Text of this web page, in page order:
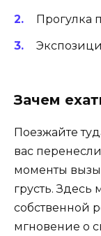
Прогулка
Зачем
Поезжайте
вас
моменты
грусть. Здесь
собственной
мгновение о